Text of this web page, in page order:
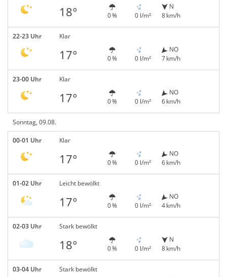
18° 0 % 0 l/m²
N
8 km/h
22-23 Uhr Klar
17° 0 % 0 l/m²
NO
7 km/h
23-00 Uhr Klar
17° 0 % 0 l/m²
NO
6 km/h
Sonntag, 09.08.
00-01 Uhr Klar
17° 0 % 0 l/m²
NO
6 km/h
01-02 Uhr Leicht bewölkt
17° 0 % 0 l/m²
NO
4 km/h
02-03 Uhr Stark bewölkt
18° 0 % 0 l/m²
N
8 km/h
03-04 Uhr Stark bewölkt